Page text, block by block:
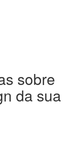
sobre
da sua